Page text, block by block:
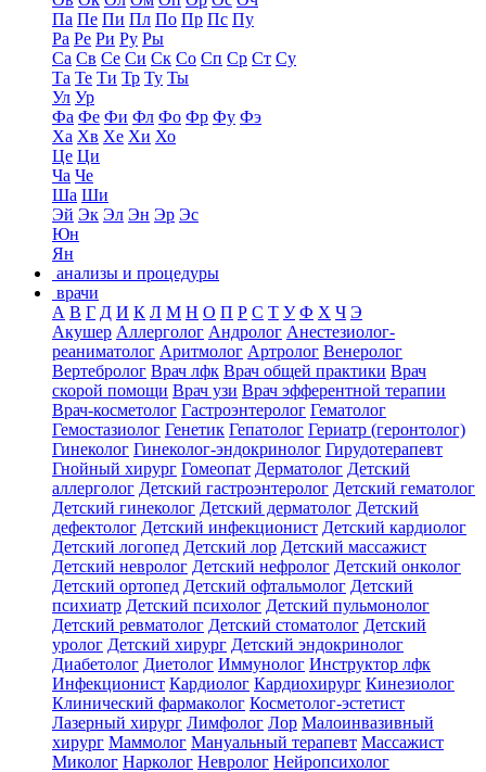
Па Пе Пи Пл По Пр Пс Пу
Ра Ре Ри Ру Ры
Са Св Се Си Ск Со Сп Ср Ст Су
Та Те Ти Тр Ту Ты
Ул Ур
Фа Фе Фи Фл Фо Фр Фу Фэ
Ха Хв Хе Хи Хо
Це Ци
Ча Че
Ша Ши
Эй Эк Эл Эн Эр Эс
Юн
Ян
анализы и процедуры
врачи
А В Г Д И К Л М Н О П Р С Т У Ф Х Ч Э
Акушер Аллерголог Андролог Анестезиолог-
реаниматолог Аритмолог Артролог Венеролог
Вертебролог Врач лфк Врач общей практики Врач
скорой помощи Врач узи Врач эфферентной терапии
Врач-косметолог Гастроэнтеролог Гематолог
Гемостазиолог Генетик Гепатолог Гериатр (геронтолог)
Гинеколог Гинеколог-эндокринолог Гирудотерапевт
Гнойный хирург Гомеопат Дерматолог Детский
аллерголог Детский гастроэнтеролог Детский гематолог
Детский гинеколог Детский дерматолог Детский
дефектолог Детский инфекционист Детский кардиолог
Детский логопед Детский лор Детский массажист
Детский невролог Детский нефролог Детский онколог
Детский ортопед Детский офтальмолог Детский
психиатр Детский психолог Детский пульмонолог
Детский ревматолог Детский стоматолог Детский
уролог Детский хирург Детский эндокринолог
Диабетолог Диетолог Иммунолог Инструктор лфк
Инфекционист Кардиолог Кардиохирург Кинезиолог
Клинический фармаколог Косметолог-эстетист
Лазерный хирург Лимфолог Лор Малоинвазивный
хирург Маммолог Мануальный терапевт Массажист
Миколог Нарколог Невролог Нейропсихолог